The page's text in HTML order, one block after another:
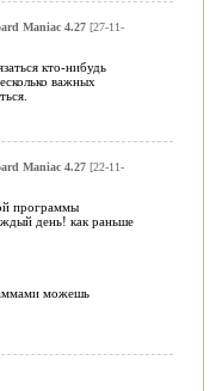
Maniac 4.27[27-11-
кто-нибудь
важных
Maniac 4.27[22-11-
программы
день! как раньше
можешь